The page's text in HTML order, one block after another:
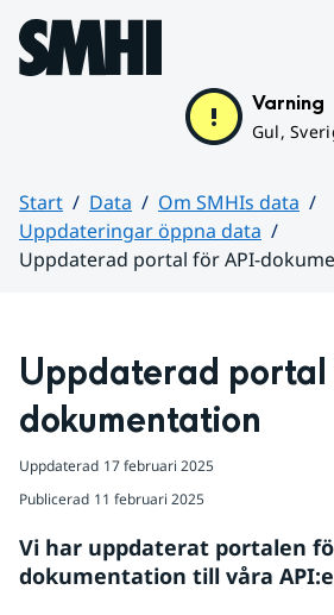
Hoppa till sidans innehåll
Varning
Gul,
Start Data
Om SMHIs data
Uppdateringar öppna data
Uppdaterad portal för API-
Uppdaterad
dokumentation
Uppdaterad 17 februari 2025
Publicerad 11 februari 2025
Vi har uppdaterat portalen
dokumentation till våra